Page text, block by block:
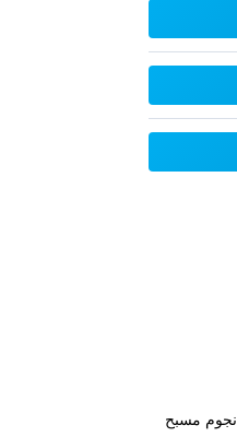
يقع فندق Eliton Hotel & Spa في مكان هادىء بLoutraki على بعد مسافه قصيرة من Orma و من أريدايا. تتضمن بعض التسهيلات الممتازة في الفندق المصنف 3 نجوم مسبح